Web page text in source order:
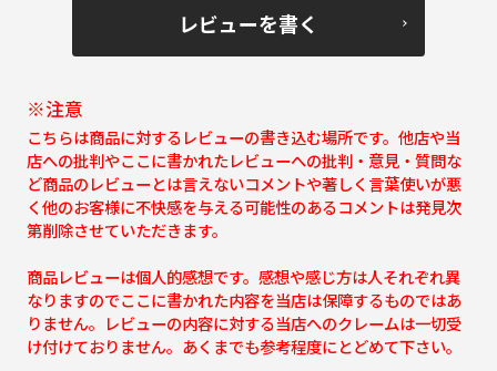
レビューを書く
※注意
こちらは商品に対するレビューの書き込む場所です。他店や当
店への批判やここに書かれたレビューへの批判・意見・質問な
ど商品のレビューとは言えないコメントや著しく言葉使いが悪
く他のお客様に不快感を与える可能性のあるコメントは発見次
第削除させていただきます。
商品レビューは個人的感想です。感想や感じ方は人それぞれ異
なりますのでここに書かれた内容を当店は保障するものではあ
りません。レビューの内容に対する当店へのクレームは一切受
け付けておりません。あくまでも参考程度にとどめて下さい。